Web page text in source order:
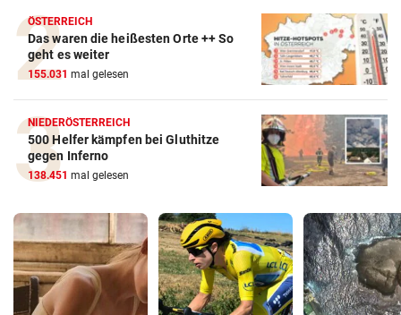
ÖSTERREICH
Das waren die heißesten Orte ++ So
geht es weiter
155.031 mal gelesen
NIEDERÖSTERREICH
500 Helfer kämpfen bei Gluthitze
gegen Inferno
138.451 mal gelesen